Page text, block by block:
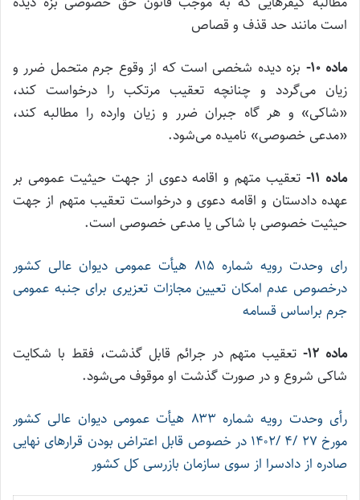
است مانند حد قذف و قصاص
ماده ۱۰-
بزه دیده شخصی است که از وقوع جرم متحمل ضرر و
زیان می‌گردد و چنانچه تعقیب مرتکب را درخواست کند،
«شاکی» و هر گاه جبران ضرر و زیان وارده را مطالبه کند،
«مدعی خصوصی» نامیده می‌شود.
ماده ۱۱-
تعقیب متهم و اقامه دعوی از جهت حیثیت عمومی بر
عهده دادستان و اقامه دعوی و درخواست تعقیب متهم از جهت
حیثیت خصوصی با شاکی یا مدعی خصوصی است.
رای وحدت رویه شماره ۸۱۵ هیأت عمومی دیوان عالی کشور
درخصوص عدم امکان تعیین مجازات تعزیری برای جنبه عمومی
جرم براساس قسامه
ماده ۱۲-
تعقیب متهم در جرائم قابل گذشت، فقط با شکایت
شاکی شروع و در صورت گذشت او موقوف می‌شود.
رأی وحدت رویه شماره ۸۳۳ هیأت عمومی دیوان عالی کشور
مورخ ۲۷ /۴ /۱۴۰۲ در خصوص قابل اعتراض بودن قرار‌های نهایی
صادره از دادسرا از سوی سازمان بازرسی کل کشور